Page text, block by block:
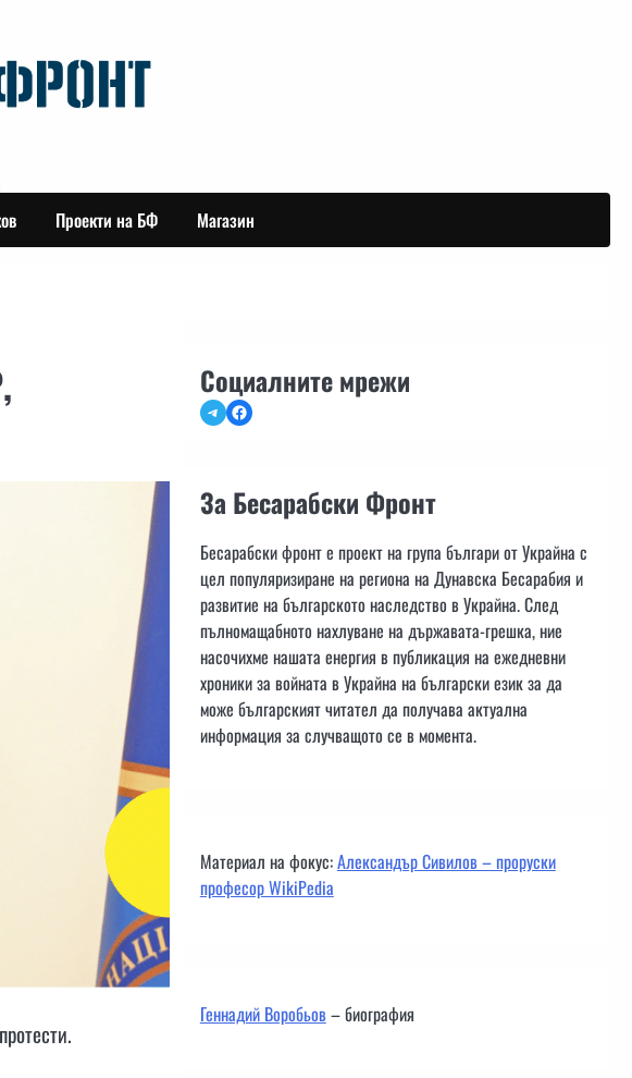
Проекти на БФ Магазин
Социалните мрежи
TelegramFacebook
За Бесарабски Фронт
Бесарабски фронт е проект на група българи от Украйна с
цел популяризиране на региона на Дунавска Бесарабия и
развитие на българското наследство в Украйна. След
пълномащабното нахлуване на държавата-грешка, ние
насочихме нашата енергия в публикация на ежедневни
хроники за войната в Украйна на български език за да
може българският читател да получава актуална
информация за случващото се в момента.
Материал на фокус:Александър Сивилов – проруски
професор WikiPedia
Геннадий Воробьов– биография